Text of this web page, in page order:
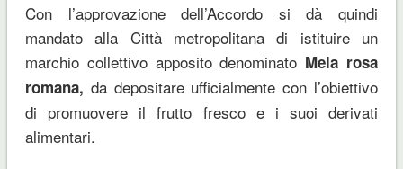
Con l’approvazione dell’Accordo si dà quindi
mandato alla Città metropolitana di istituire un
marchio collettivo apposito denominato Mela rosa
romana, da depositare ufficialmente con l’obiettivo
di promuovere il frutto fresco e i suoi derivati
alimentari.